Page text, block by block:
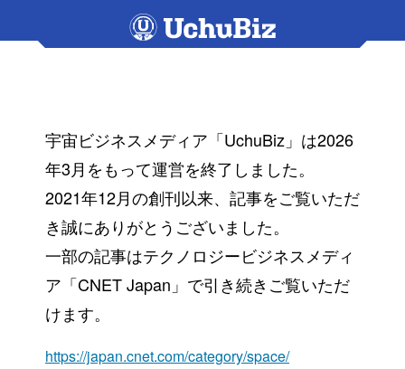
宇宙ビジネスメディア「UchuBiz」は2026
年3月をもって運営を終了しました。
2021年12月の創刊以来、記事をご覧いただ
き誠にありがとうございました。
一部の記事はテクノロジービジネスメディ
ア「CNET Japan」で引き続きご覧いただ
けます。
https://japan.cnet.com/category/space/